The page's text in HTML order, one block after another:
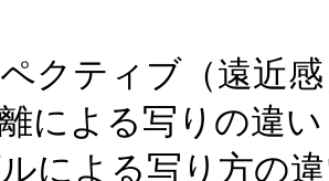
ペクティブ（遠近
による写りの違い
ルによる写り方の